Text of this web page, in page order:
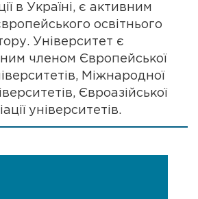
в Україні, є активним
освітнього
Університет є
членом Європейської
Міжнародної
Євроазійської
університетів.